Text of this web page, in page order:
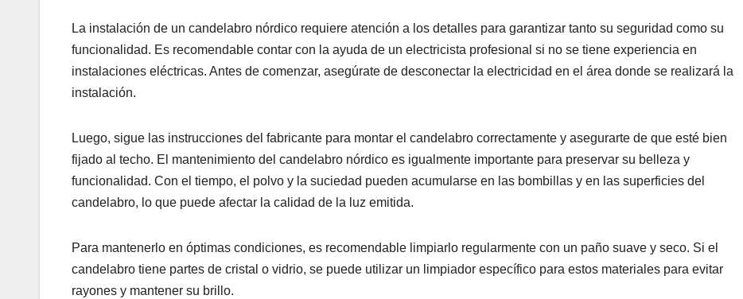
La instalación de un candelabro nórdico requiere atención a los detalles para garantizar tanto su seguridad como su
funcionalidad. Es recomendable contar con la ayuda de un electricista profesional si no se tiene experiencia en
instalaciones eléctricas. Antes de comenzar, asegúrate de desconectar la electricidad en el área donde se realizará la
instalación.
Luego, sigue las instrucciones del fabricante para montar el candelabro correctamente y asegurarte de que esté bien
fijado al techo. El mantenimiento del candelabro nórdico es igualmente importante para preservar su belleza y
funcionalidad. Con el tiempo, el polvo y la suciedad pueden acumularse en las bombillas y en las superficies del
candelabro, lo que puede afectar la calidad de la luz emitida.
Para mantenerlo en óptimas condiciones, es recomendable limpiarlo regularmente con un paño suave y seco. Si el
candelabro tiene partes de cristal o vidrio, se puede utilizar un limpiador específico para estos materiales para evitar
rayones y mantener su brillo.